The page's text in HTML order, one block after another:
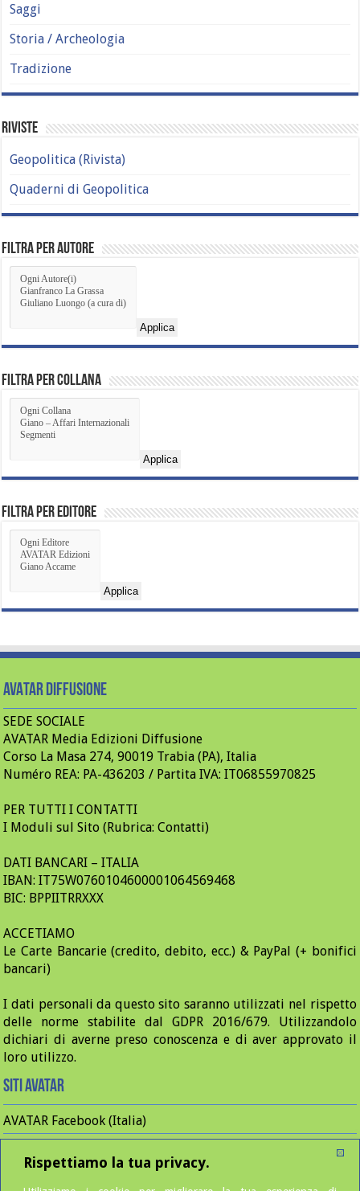
Rispettiamo la tua privacy.
Saggi
Storia / Archeologia
Tradizione
Riviste
Geopolitica (Rivista)
Quaderni di Geopolitica
Filtra per Autore
Applica
Filtra per Collana
Applica
Filtra per Editore
Applica
AVATAR Diffusione
SEDE SOCIALE
AVATAR Media Edizioni Diffusione
Corso La Masa 274, 90019 Trabia (PA), Italia
Numéro REA: PA-436203 / Partita IVA: IT06855970825
PER TUTTI I CONTATTI
I Moduli sul Sito (Rubrica: Contatti)
DATI BANCARI – ITALIA
IBAN: IT75W0760104600001064569468
BIC: BPPIITRRXXX
ACCETIAMO
Le Carte Bancarie (credito, debito, ecc.) & PayPal (+ bonifici
bancari)
I dati personali da questo sito saranno utilizzati nel rispetto
delle norme stabilite dal GDPR 2016/679. Utilizzandolo
dichiari di averne preso conoscenza e di aver approvato il
loro utilizzo.
Siti Avatar
AVATAR Facebook (Italia)
AVATAR Editions (France)